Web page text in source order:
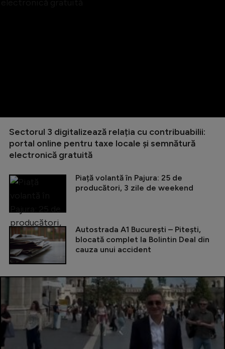
Sectorul 3 digitalizează relația cu contribuabilii:
portal online pentru taxe locale și semnătură
electronică gratuită
Piață volantă în Pajura: 25 de
producători, 3 zile de weekend
Autostrada A1 București – Pitești,
blocată complet la Bolintin Deal din
cauza unui accident